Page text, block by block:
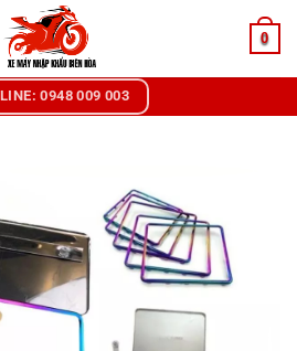
0
0948 009 003